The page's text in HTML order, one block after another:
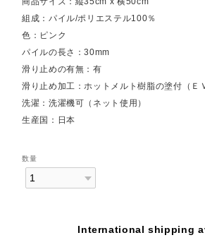
組成：パイル/ポリエステル100％
色：ピンク
パイルの長さ：30mm
滑り止めの有無：有
滑り止め加工：ホットメルト樹脂の塗付（Ｅ
洗濯：洗濯機可（ネット使用）
生産国：日本
数量
International shipping